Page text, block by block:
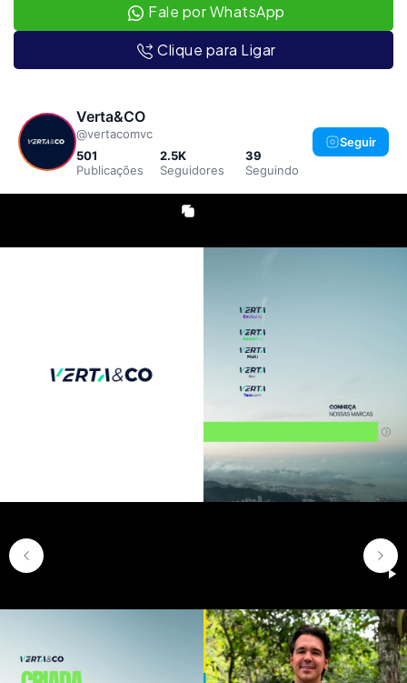
Fale por WhatsApp
Clique para Ligar
Verta&CO
@vertacomvc
501
Publicações
2.5K
Seguidores
39
Seguindo
Seguir